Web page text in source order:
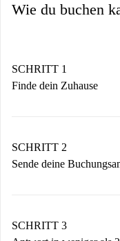
Wie du buchen
SCHRITT 1
Finde dein Zuhause
Du erhältst alle
SCHRITT 2
Sende deine
Denk daran, dass
SCHRITT 3